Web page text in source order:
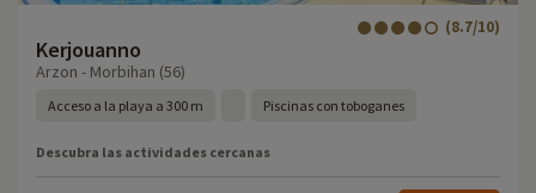
Kerjouanno
(8.7/10)
Arzon - Morbihan (56)
Acceso a la playa a 300 m Piscinas con toboganes
Descubra las actividades cercanas